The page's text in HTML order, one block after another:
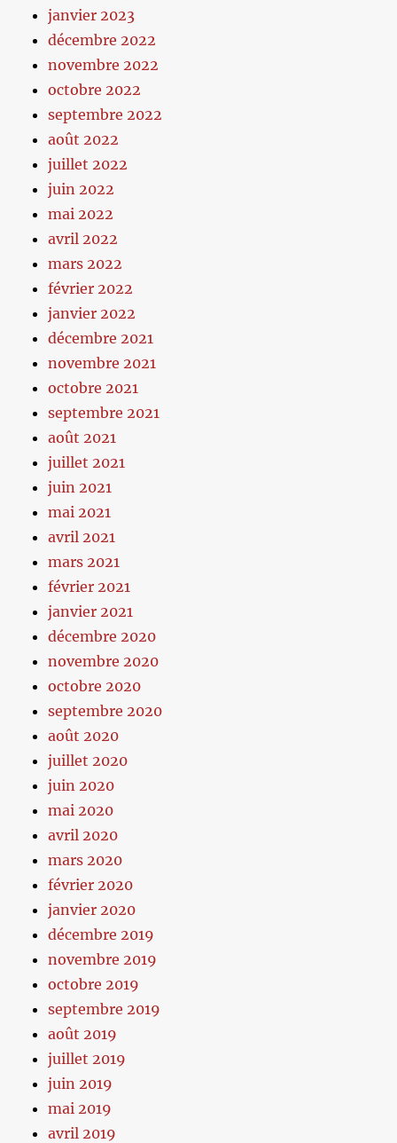
janvier 2023
décembre 2022
novembre 2022
octobre 2022
septembre 2022
août 2022
juillet 2022
juin 2022
mai 2022
avril 2022
mars 2022
février 2022
janvier 2022
décembre 2021
novembre 2021
octobre 2021
septembre 2021
août 2021
juillet 2021
juin 2021
mai 2021
avril 2021
mars 2021
février 2021
janvier 2021
décembre 2020
novembre 2020
octobre 2020
septembre 2020
août 2020
juillet 2020
juin 2020
mai 2020
avril 2020
mars 2020
février 2020
janvier 2020
décembre 2019
novembre 2019
octobre 2019
septembre 2019
août 2019
juillet 2019
juin 2019
mai 2019
avril 2019